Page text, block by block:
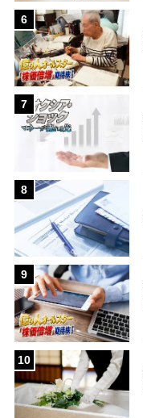
6
7
8
9
10